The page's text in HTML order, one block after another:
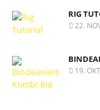
RIG
22.
19.